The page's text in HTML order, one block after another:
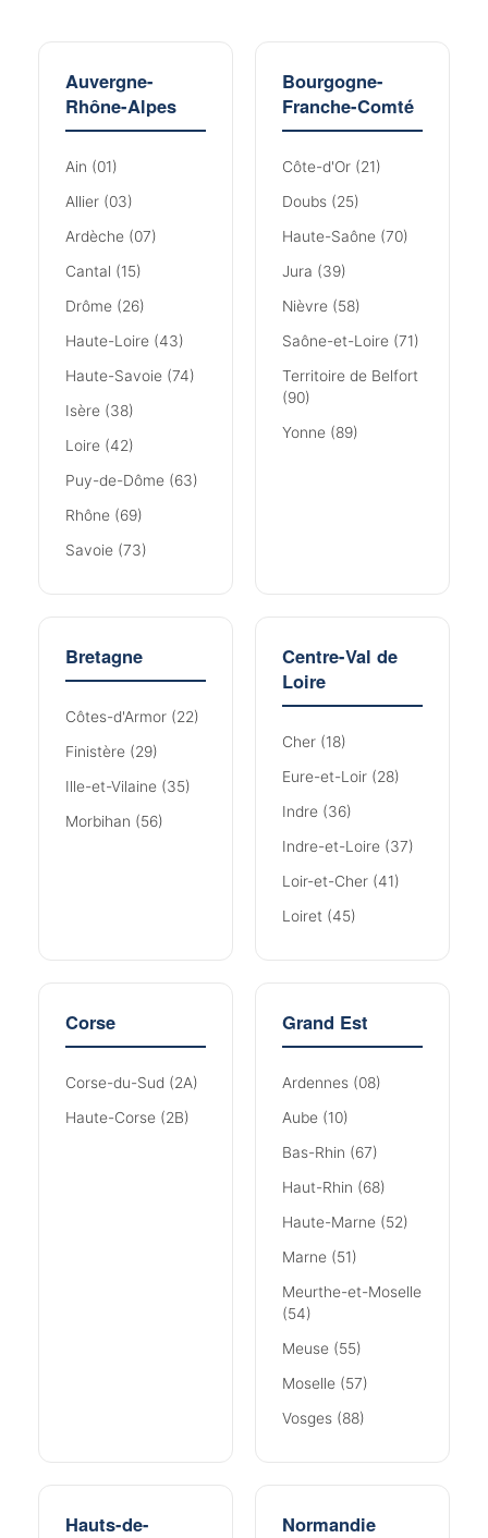
Auvergne-
Rhône-Alpes
Ain (01)
Allier (03)
Ardèche (07)
Cantal (15)
Drôme (26)
Haute-Loire (43)
Haute-Savoie (74)
Isère (38)
Loire (42)
Puy-de-Dôme (63)
Rhône (69)
Savoie (73)
Bourgogne-
Franche-Comté
Côte-d'Or (21)
Doubs (25)
Haute-Saône (70)
Jura (39)
Nièvre (58)
Saône-et-Loire (71)
Territoire de Belfort
(90)
Yonne (89)
Bretagne
Côtes-d'Armor (22)
Finistère (29)
Ille-et-Vilaine (35)
Morbihan (56)
Centre-Val de
Loire
Cher (18)
Eure-et-Loir (28)
Indre (36)
Indre-et-Loire (37)
Loir-et-Cher (41)
Loiret (45)
Corse
Corse-du-Sud (2A)
Haute-Corse (2B)
Grand Est
Ardennes (08)
Aube (10)
Bas-Rhin (67)
Haut-Rhin (68)
Haute-Marne (52)
Marne (51)
Meurthe-et-Moselle
(54)
Meuse (55)
Moselle (57)
Vosges (88)
Hauts-de-
Normandie